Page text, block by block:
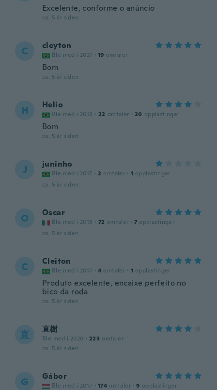
Excelente, conforme o anúncio
ca. 5 år siden
C cleyton
Ble med i 2021 · 19 omtaler
Bom
ca. 5 år siden
H Helio
Ble med i 2018 · 22 omtaler · 20 opplastinger
Bom
ca. 5 år siden
J juninho
Ble med i 2017 · 2 omtaler · 1 opplastinger
ca. 5 år siden
O Oscar
Ble med i 2018 · 72 omtaler · 7 opplastinger
ca. 5 år siden
C Cleiton
Ble med i 2017 · 4 omtaler · 1 opplastinger
Produto excelente, encaixe perfeito no
bico da roda
ca. 5 år siden
直 直樹
Ble med i 2020 · 223 omtaler
ca. 5 år siden
G Gábor
Ble med i 2017 · 174 omtaler · 9 opplastinger